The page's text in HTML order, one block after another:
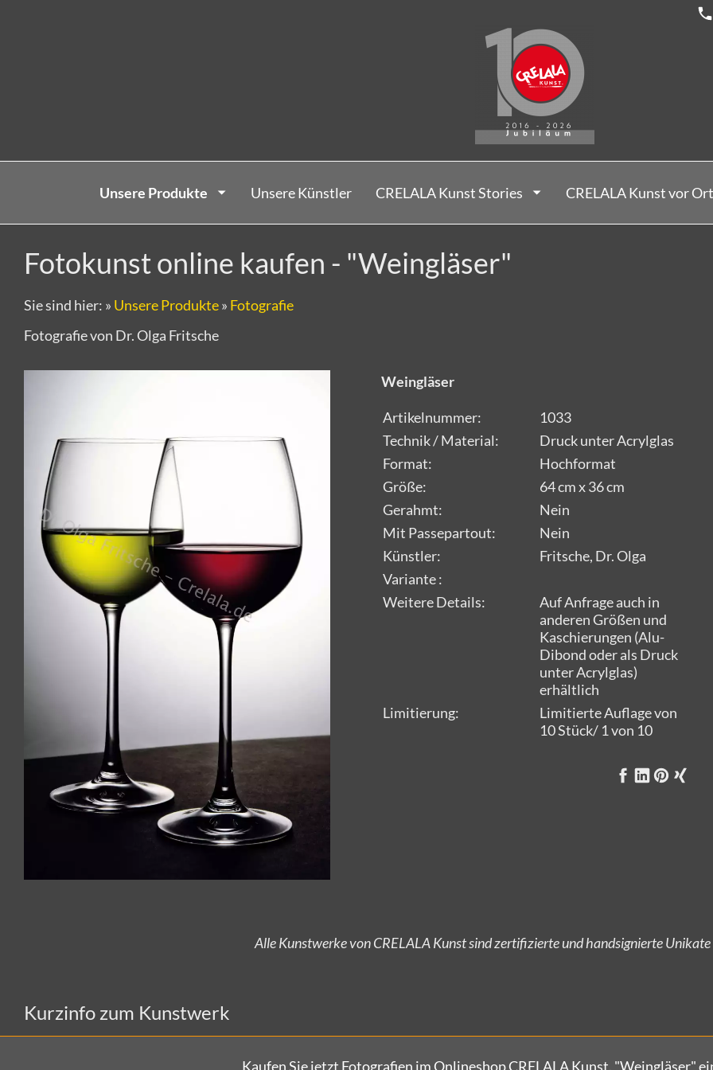
Unsere Produkte Unsere Künstler CRELALA Kunst Stories CRELALA Kunst vor Ort
Fotokunst online kaufen - "Weingläser"
Sie sind hier: » Unsere Produkte» Fotografie
Fotografie von Dr. Olga Fritsche
Weingläser
Artikelnummer:
1033
Technik / Material:
Druck unter Acrylglas
Format:
Hochformat
Größe:
64 cm x 36 cm
Gerahmt:
Nein
Mit Passepartout:
Nein
Künstler:
Fritsche, Dr. Olga
Variante :
Weitere Details:
Auf Anfrage auch in
anderen Größen und
Kaschierungen (Alu-
Dibond oder als Druck
unter Acrylglas)
erhältlich
Limitierung:
Limitierte Auflage von
10 Stück/ 1 von 10
Versandkostenfrei bestellen!
Kurzinfo zum Kunstwerk
Kaufen Sie jetzt Fotografien im Onlineshop CRELALA Kunst. "Weingläser"